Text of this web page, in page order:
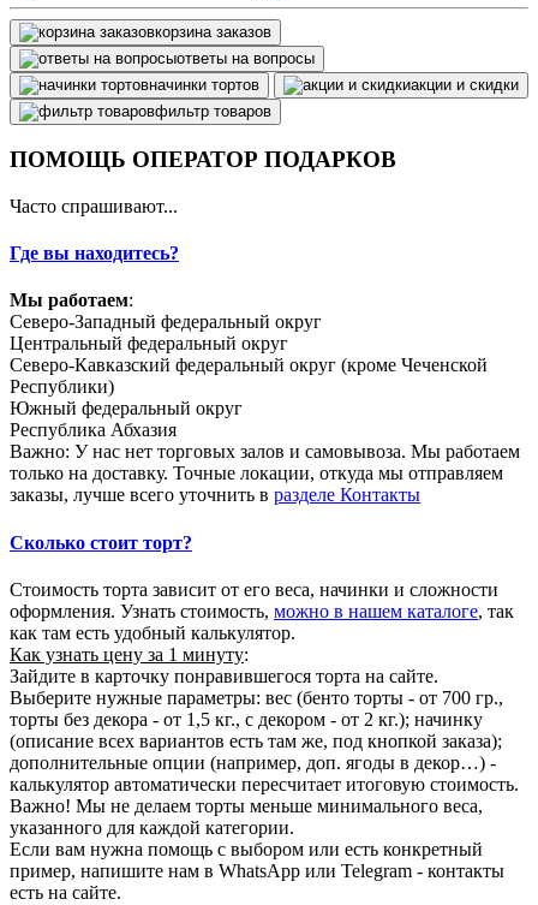
корзина заказов
ответы на вопросы
начинки тортов
акции и скидки
фильтр товаров
ПОМОЩЬ ОПЕРАТОР ПОДАРКОВ
Часто спрашивают...
Где вы находитесь?
Мы работаем:
Северо-Западный федеральный округ
Центральный федеральный округ
Северо-Кавказский федеральный округ (кроме Чеченской
Республики)
Южный федеральный округ
Республика Абхазия
Важно: У нас нет торговых залов и самовывоза. Мы работаем
только на доставку. Точные локации, откуда мы отправляем
заказы, лучше всего уточнить в разделе Контакты
Сколько стоит торт?
Стоимость торта зависит от его веса, начинки и сложности
оформления. Узнать стоимость, можно в нашем каталоге, так
как там есть удобный калькулятор.
Как узнать цену за 1 минуту:
Зайдите в карточку понравившегося торта на сайте.
Выберите нужные параметры: вес (бенто торты - от 700 гр.,
торты без декора - от 1,5 кг., с декором - от 2 кг.); начинку
(описание всех вариантов есть там же, под кнопкой заказа);
дополнительные опции (например, доп. ягоды в декор…) -
калькулятор автоматически пересчитает итоговую стоимость.
Важно! Мы не делаем торты меньше минимального веса,
указанного для каждой категории.
Если вам нужна помощь с выбором или есть конкретный
пример, напишите нам в WhatsApp или Telegram - контакты
есть на сайте.